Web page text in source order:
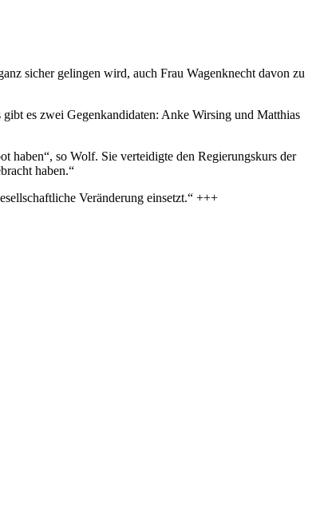
sicher gelingen wird, auch Frau Wagenknecht davon zu
es zwei Gegenkandidaten: Anke Wirsing und Matthias
haben“, so Wolf. Sie verteidigte den Regierungskurs der
haben.“
Veränderung einsetzt.“ +++